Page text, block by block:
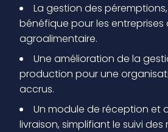
La gestion des
bénéfique pour les entreprises
agroalimentaire.
Une amélioration de la
production pour une
accrus.
Un module de réception et
livraison, simplifiant le suivi